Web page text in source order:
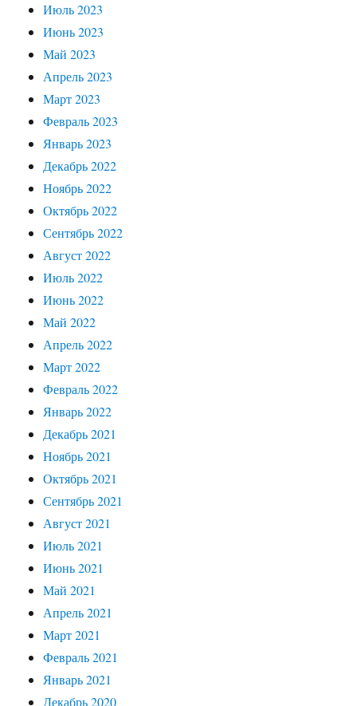
Июль 2023
Июнь 2023
Май 2023
Апрель 2023
Март 2023
Февраль 2023
Январь 2023
Декабрь 2022
Ноябрь 2022
Октябрь 2022
Сентябрь 2022
Август 2022
Июль 2022
Июнь 2022
Май 2022
Апрель 2022
Март 2022
Февраль 2022
Январь 2022
Декабрь 2021
Ноябрь 2021
Октябрь 2021
Сентябрь 2021
Август 2021
Июль 2021
Июнь 2021
Май 2021
Апрель 2021
Март 2021
Февраль 2021
Январь 2021
Декабрь 2020